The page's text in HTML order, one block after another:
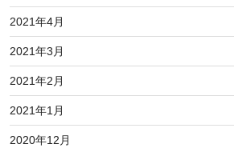
2021年4月
2021年3月
2021年2月
2021年1月
2020年12月